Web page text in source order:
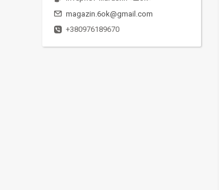
magazin.6ok@gmail.com
+380976189670